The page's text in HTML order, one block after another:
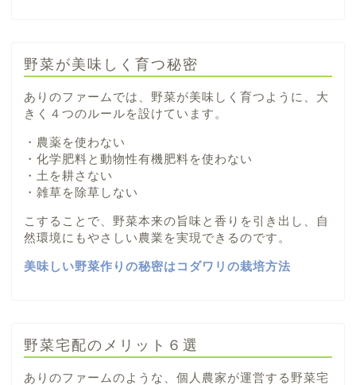
野菜が美味しく育つ秘密
ありのファームでは、野菜が美味しく育つように、大
きく４つのルールを設けています。
・農薬を使わない
・化学肥料と動物性有機肥料を使わない
・土を耕さない
・雑草を除草しない
こすることで、野菜本来の旨味と香りを引き出し、自
然環境にもやさしい農業を実現できるのです。
美味しい野菜作りの秘密はコダワリの栽培方法
野菜宅配のメリット６選
ありのファームのような、個人農家が運営する野菜宅